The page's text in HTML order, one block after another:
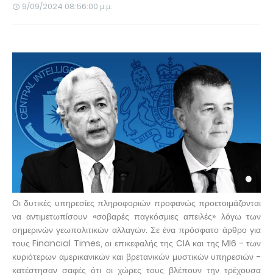
9/09/2024 08:56:00 μ.μ.
Οι δυτικές υπηρεσίες πληροφοριών προφανώς προετοιμάζονται
να αντιμετωπίσουν «σοβαρές παγκόσμιες απειλές» λόγω των
σημερινών γεωπολιτικών αλλαγών. Σε ένα πρόσφατο άρθρο για
τους Financial Times, οι επικεφαλής της CIA και της MI6 - των
κυριότερων αμερικανικών και βρετανικών μυστικών υπηρεσιών -
κατέστησαν σαφές ότι οι χώρες τους βλέπουν την τρέχουσα